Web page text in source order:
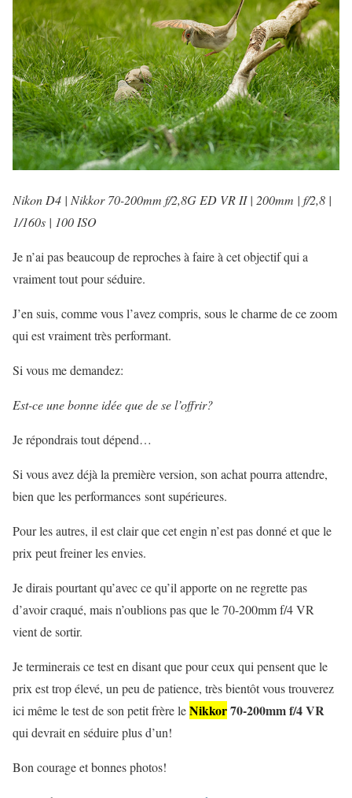
Nikon D4 | Nikkor 70-200mm f/2,8G ED VR II | 200mm | f/2,8 |
1/160s | 100 ISO
Je n’ai pas beaucoup de reproches à faire à cet objectif qui a
vraiment tout pour séduire.
J’en suis, comme vous l’avez compris, sous le charme de ce zoom
qui est vraiment très performant.
Si vous me demandez:
Est-ce une bonne idée que de se l’offrir?
Je répondrais tout dépend…
Si vous avez déjà la première version, son achat pourra attendre,
bien que les performances sont supérieures.
Pour les autres, il est clair que cet engin n’est pas donné et que le
prix peut freiner les envies.
Je dirais pourtant qu’avec ce qu’il apporte on ne regrette pas
d’avoir craqué, mais n’oublions pas que le 70-200mm f/4 VR
vient de sortir.
Je terminerais ce test en disant que pour ceux qui pensent que le
prix est trop élevé, un peu de patience, très bientôt vous trouverez
ici même le test de son petit frère leNikkor70-200mm f/4 VR
qui devrait en séduire plus d’un!
Bon courage et bonnes photos!